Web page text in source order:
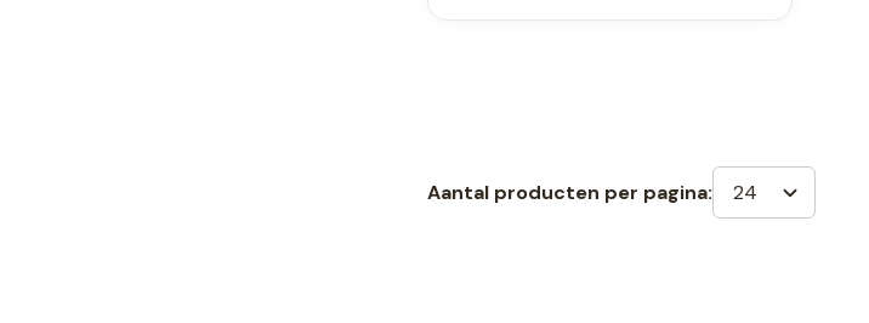
Aantal producten per pagina: 24